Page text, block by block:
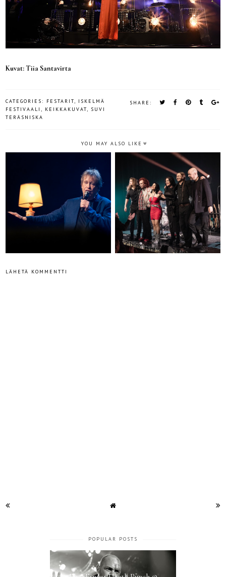
Kuvat: Tiia Santavirta
SHARE:
CATEGORIES: FESTARIT, ISKELMÄ
FESTIVAALI, KEIKKAKUVAT, SUVI
TERÄSNISKA
YOU MAY ALSO LIKE
LÄHETÄ KOMMENTTI
POPULAR POSTS